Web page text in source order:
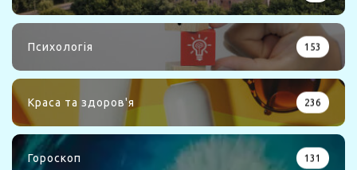
Психологія 153
Краса та здоров'я 236
Гороскоп 131